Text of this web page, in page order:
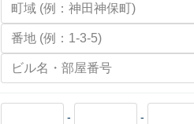
- -